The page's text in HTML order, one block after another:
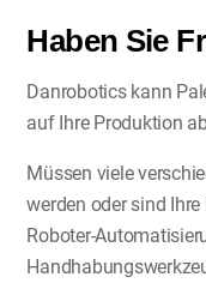
Haben Sie
Danrobotics kann
auf Ihre Produktion
Müssen viele
werden oder sind
Roboter-